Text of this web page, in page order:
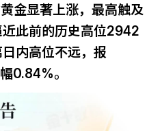
金显著上涨，最高触及
此前的历史高位2942
内高位不远，报
0.84%。